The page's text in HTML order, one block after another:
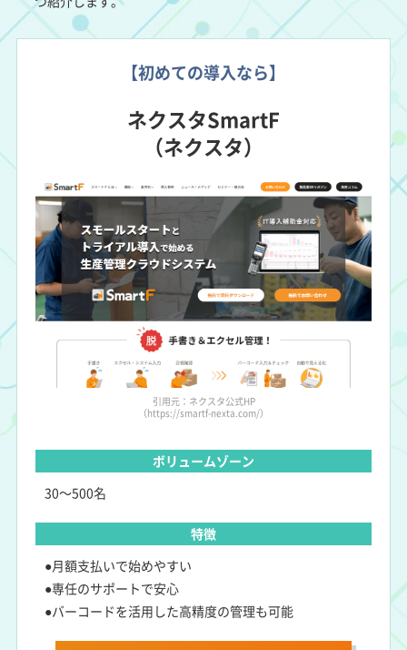
【初めての導入なら】
ネクスタSmartF
（ネクスタ）
引用元：ネクスタ公式HP
（https://smartf-nexta.com/）
ボリュームゾーン
30～500名
特徴
●月額支払いで始めやすい
●専任のサポートで安心
●バーコードを活用した高精度の管理も可能